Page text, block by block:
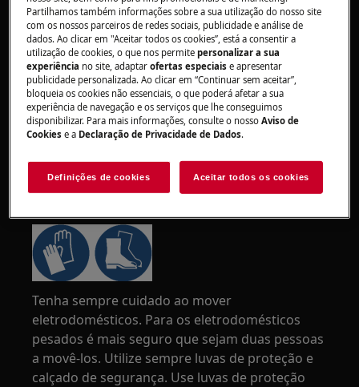
AVISO!RISCO DE LESÃO
Tenha sempre cuidado ao mover
eletrodomésticos. Para os eletrodomésticos
pesados é mais seguro que sejam duas pessoas
a movê-los. Utilize sempre luvas de proteção e
calçado de segurança. Use luvas de proteção
Partilhamos também informações sobre a sua utilização do nosso site
com os nossos parceiros de redes sociais, publicidade e análise de
dados. Ao clicar em "Aceitar todos os cookies”, está a consentir a
utilização de cookies, o que nos permitepersonalizar a sua
experiência no site, adaptarofertas especiaise apresentar
publicidade personalizada. Ao clicar em “Continuar sem aceitar”,
bloqueia os cookies não essenciais, o que poderá afetar a sua
experiência de navegação e os serviços que lhe conseguimos
disponibilizar. Para mais informações, consulte o nossoAviso de
Cookies e a Declaração de Privacidade de Dados.
Definições de cookies Aceitar todos os cookies